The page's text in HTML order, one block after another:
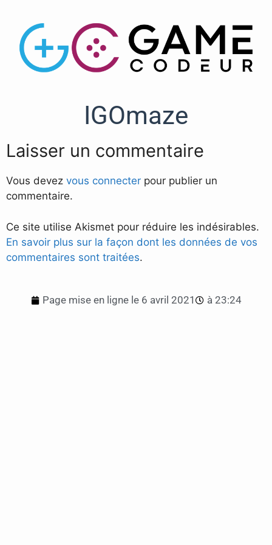
IGOmaze
Laisser un commentaire
Vous devez vous connecter pour publier un
commentaire.
Ce site utilise Akismet pour réduire les indésirables.
En savoir plus sur la façon dont les données de vos
commentaires sont traitées.
Page mise en ligne le 6 avril 2021 à 23:24